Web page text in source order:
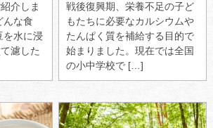
介しま
んな食
を水に浸
濾した
戦後復興期、栄養不足の子ど
もたちに必要なカルシウムや
たんぱく質を補給する目的で
始まりました。現在では全国
の小中学校で […]